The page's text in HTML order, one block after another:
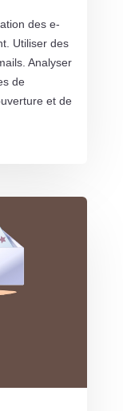
des e-
Utiliser des
Analyser
de
et de